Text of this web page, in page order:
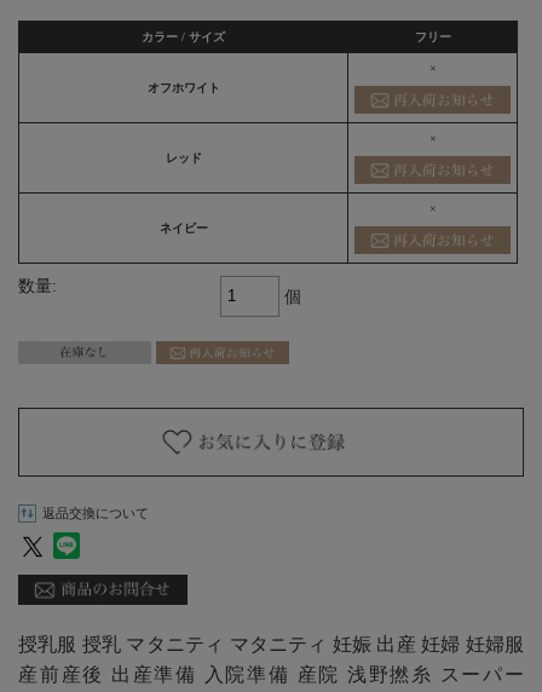
カラー / サイズ フリー
オフホワイト
×
レッド
×
ネイビー
×
数量:
個
返品交換について
授乳服 授乳 マタニティ マタニティ 妊娠 出産 妊婦 妊婦服
産前産後 出産準備 入院準備 産院 浅野撚糸 スーパー